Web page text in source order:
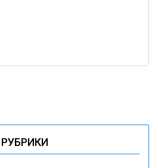
РУБРИКИ